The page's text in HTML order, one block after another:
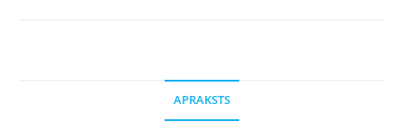
APRAKSTS